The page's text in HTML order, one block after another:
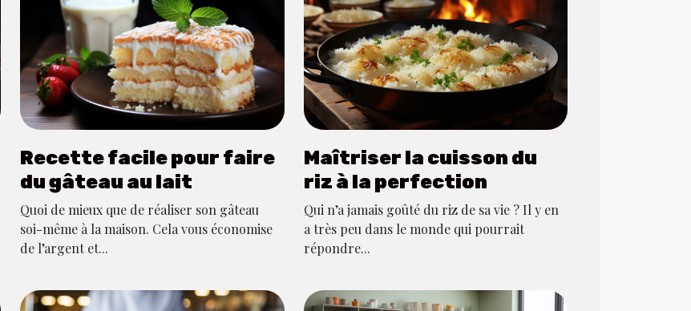
Recette facile pour faire
du gâteau au lait
Quoi de mieux que de réaliser son gâteau
soi-même à la maison. Cela vous économise
de l’argent et...
Maîtriser la cuisson du
riz à la perfection
Qui n’a jamais goûté du riz de sa vie ? Il y en
a très peu dans le monde qui pourrait
répondre...